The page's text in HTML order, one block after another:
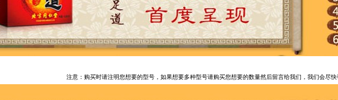
注意：购买时请注明您想要的型号，如果想要多种型号请购买您想要的数量然后留言给我们，我们会尽快